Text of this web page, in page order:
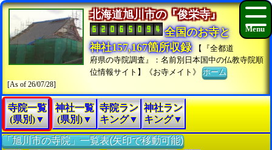
北海道旭川市の『俊栄寺』
全国のお寺と
神社157,167箇所収録
【『全都道
府県の寺院調査』：名前別日本国中の仏教寺院順
位情報サイト】《お寺メイト》ホーム
[As of 26/07/28]
寺院一覧
(県別)▼
神社一覧
(県別)▼
寺院ラン
キング▼
神社ラン
キング▼
「旭川市の寺院」一覧表(矢印で移動可能)